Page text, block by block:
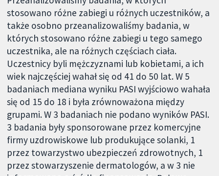
stosowano różne zabiegi u różnych uczestników, a
także osobno przeanalizowaliśmy badania, w
których stosowano różne zabiegi u tego samego
uczestnika, ale na różnych częściach ciała.
Uczestnicy byli mężczyznami lub kobietami, a ich
wiek najczęściej wahał się od 41 do 50 lat. W 5
badaniach mediana wyniku PASI wyjściowo wahała
się od 15 do 18 i była zrównoważona między
grupami. W 3 badaniach nie podano wyników PASI.
3 badania były sponsorowane przez komercyjne
firmy uzdrowiskowe lub produkujące solanki, 1
przez towarzystwo ubezpieczeń zdrowotnych, 1
przez stowarzyszenie dermatologów, a w 3 nie